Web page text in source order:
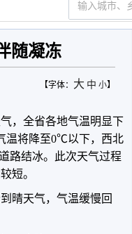
随凝冻
【字体： 大 中 小】
，全省各地气温明显下
温将降至0℃以下，西北
路结冰。此次天气过程
短。
晴天气，气温缓慢回